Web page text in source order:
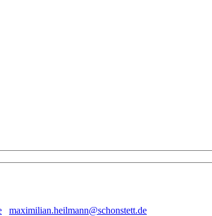
maximilian.heilmann@schonstett.de